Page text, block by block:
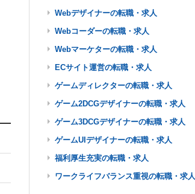
Webデザイナーの転職・求人
Webコーダーの転職・求人
Webマーケターの転職・求人
ECサイト運営の転職・求人
ゲームディレクターの転職・求人
ゲーム2DCGデザイナーの転職・求人
ゲーム3DCGデザイナーの転職・求人
ゲームUIデザイナーの転職・求人
福利厚生充実の転職・求人
ワークライフバランス重視の転職・求人